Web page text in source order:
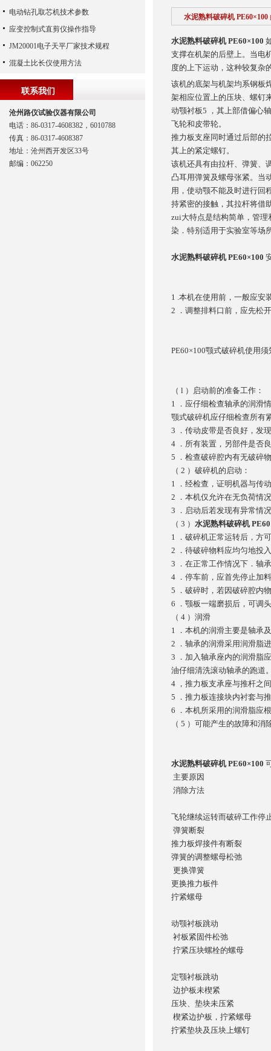
水泥熟料破碎机 PE60×100
水泥熟料破碎机 PE60×100
支撑在机架的后壁上。当电
度的上下运动，这种较复杂
该机的底架与机架均系钢板
架相应位置上的压块、螺钉
动颚衬板5 ，其上部借偏心
飞轮和皮带轮。
推力板支座同时通过后部的
其上的紧定螺钉。
该机还具有由拉杆、弹簧、
凸耳用弹簧及螺母张紧。当
用，使动颚不能及时进行回
持紧密的接触，其拉杆将借
zui大特点是结构简单，管
染．特别适用于实验室等场
水泥熟料破碎机 PE60×100
1 .本机在使用前，一般应安
2 ．调整排料口前，应先松
PE60×100颚式破碎机使用须
（ l ）启动前的准备工作：
1 ．应仔细检查轴承的润滑
颚式破碎机应仔细检查所有
3 ．传动皮带是否良好，发
4 ．所有装置，另部件是否
5 ．检查破碎腔内有无破碎
（ 2 ）破碎机的启动：
1 ．经检查，证明机器与传
2 ．本机仅允许在无负荷情
3 ．启动后若发现有异常情
（ 3 ） 水泥熟料破碎机
1 ．破碎机正常运转后，方
2 ．待破碎物料应均匀地投
3 ．在正常工作情况下．轴
4 ．停车前，应首先停止加
5 ．破碎时，若因破碎腔内
6 ．颚板一端磨损后，可调
（ 4 ）润滑
1 ．本机的润滑主要是轴承
2 ．轴承的润滑采用润滑脂
3 ．加入轴承座内的润滑脂
油仔细清洗滚动轴承的跑道
4 ，推力板支承座与推杆之
5 ．推力板连接块内衬套与
6 ．本机所采用的润滑脂应
（ 5 ）可能产生的故障和消
水泥熟料破碎机 PE60×100
主要原因
消除方法
飞轮继续运转而破碎工作停
弹簧断裂
推力板焊接件有断裂
弹簧的调整螺母松弛
更换弹簧
更换推力板件
拧紧螺母
动颚衬板跳动
衬板紧固件松弛
拧紧压块螺栓的螺母
定颚衬板跳动
边护板未楔紧
压块、垫块未压紧
楔紧边护板，拧紧螺母
拧紧垫块及压块上螺钉
电动钻孔取芯机技术参数
应变控制式直剪仪操作指导
JM20001电子天平厂家技术规程
混凝土比长仪使用方法
联系我们
沧州路仪试验仪器有限公司
电话：86-0317-4608382，6010788
传真：86-0317-4608387
地址：沧州西开发区33号
邮编：062250